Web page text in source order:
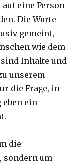
eine Person
Die Worte
gemeint,
wie dem
sind Inhalte und
unserem
die Frage, in
eben ein
die
sondern um